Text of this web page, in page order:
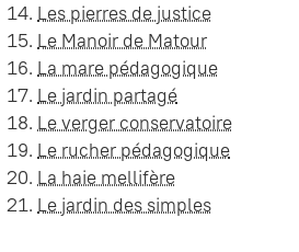
Les pierres de justice
Le Manoir de Matour
La mare pédagogique
Le jardin partagé
Le verger conservatoire
Le rucher pédagogique
La haie mellifère
Le jardin des simples